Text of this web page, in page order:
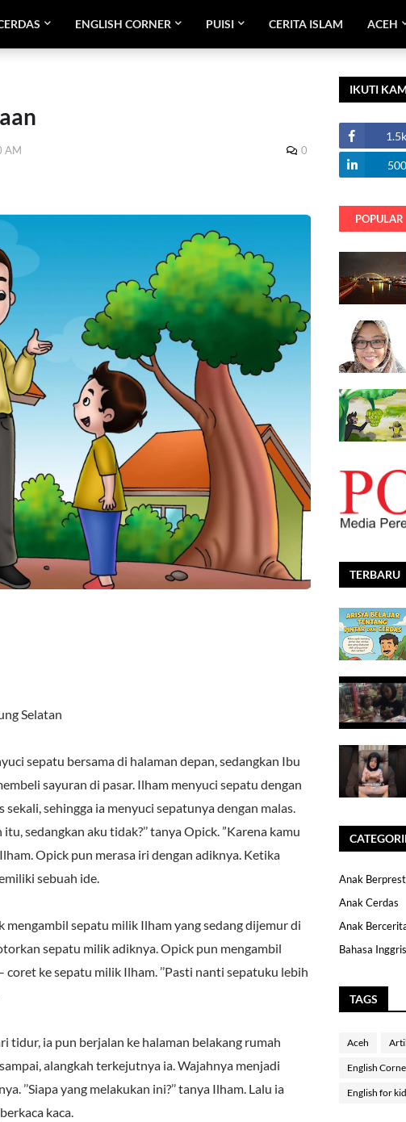
ENGLISH CORNER PUISI CERITA ISLAM ACEH
AM 0
Selatan
sepatu bersama di halaman depan, sedangkan Ibu
sayuran di pasar. Ilham menyuci sepatu dengan
sehingga ia menyuci sepatunya dengan malas.
sedangkan aku tidak?’’ tanya Opick. ”Karena kamu
Opick pun merasa iri dengan adiknya. Ketika
sebuah ide.
mengambil sepatu milik Ilham yang sedang dijemur di
sepatu milik adiknya. Opick pun mengambil
ke sepatu milik Ilham. ’’Pasti nanti sepatuku lebih
tidur, ia pun berjalan ke halaman belakang rumah
alangkah terkejutnya ia. Wajahnya menjadi
’’Siapa yang melakukan ini?’’ tanya Ilham. Lalu ia
kaca.
IKUTI
1.5k
500
POPULAR
TERBARU
Anak
Anak Cerdas
Anak
Bahasa Inggris
TAGS
Aceh
English
English for